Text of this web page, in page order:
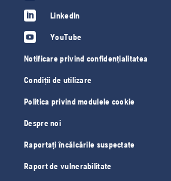
LinkedIn
YouTube
Notificare privind confidențialitatea
Condiții de utilizare
Politica privind modulele cookie
Despre noi
Raportați încălcările suspectate
Raport de vulnerabilitate